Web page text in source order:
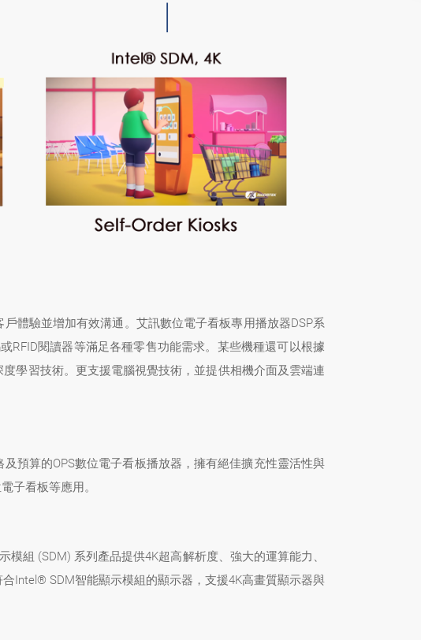
體驗並增加有效溝通。艾訊數位電子看板專用播放器DSP系
閱讀器等滿足各種零售功能需求。某些機種還可以根據
學習技術。更支援電腦視覺技術，並提供相機介面及雲端連
預算的OPS數位電子看板播放器，擁有絕佳擴充性靈活性與
子看板等應用。
組 (SDM) 系列產品提供4K超高解析度、強大的運算能力、
Intel® SDM智能顯示模組的顯示器，支援4K高畫質顯示器與